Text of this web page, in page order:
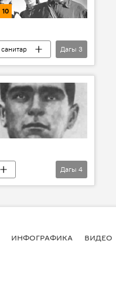
10
санитар
Дагы 3
Дагы 4
ИНФОГРАФИКА ВИДЕО